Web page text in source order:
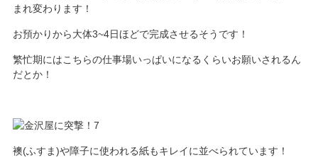
まれ変わります！
お預かりから大体3~4日ほどで完成させるそうです！
繁忙期にはこちらの仕事場いっぱいになるくらいお願いされるん
だとか！
襖(ふすま)や障子に使われる紙もキレイに並べられています！